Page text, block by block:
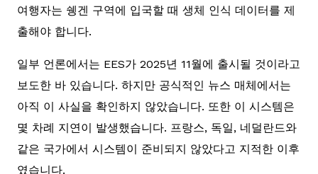
여행자는 쉥겐 구역에 입국할 때 생체 인식 데이터를 제
출해야 합니다.
일부 언론에서는 EES가 2025년 11월에 출시될 것이라고
보도한 바 있습니다. 하지만 공식적인 뉴스 매체에서는
아직 이 사실을 확인하지 않았습니다. 또한 이 시스템은
몇 차례 지연이 발생했습니다. 프랑스, 독일, 네덜란드와
같은 국가에서 시스템이 준비되지 않았다고 지적한 이후
였습니다.